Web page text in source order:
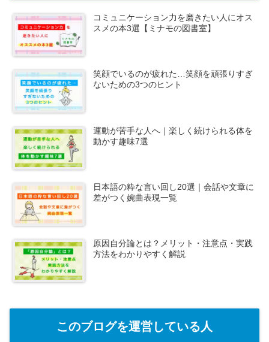
コミュニケーション力を磨きたい人にオス
スメの本3選【ミナモの図書室】
笑顔でいるのが疲れた…笑顔を頑張りすぎ
ないための3つのヒント
運動が苦手な人へ｜楽しく続けられる体を
動かす趣味7選
日本語の粋な言い回し20選｜会話や文章に
差がつく婉曲表現一覧
原因自分論とは？メリット・注意点・実践
方法をわかりやすく解説
このブログを運営している人